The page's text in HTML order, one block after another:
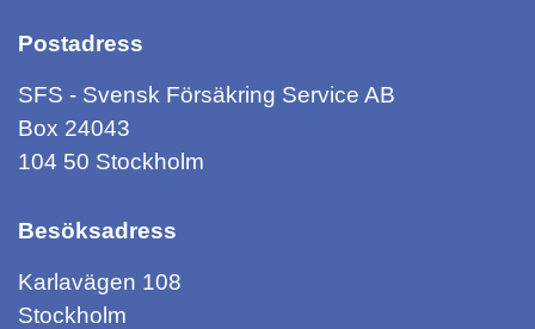
Postadress
SFS - Svensk Försäkring Service AB
Box 24043
104 50 Stockholm
Besöksadress
Karlavägen 108
Stockholm